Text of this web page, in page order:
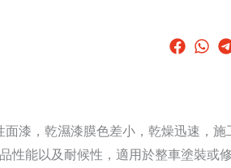
漆，乾濕漆膜色差小，乾燥迅速，施
性能以及耐候性，適用於整車塗裝或